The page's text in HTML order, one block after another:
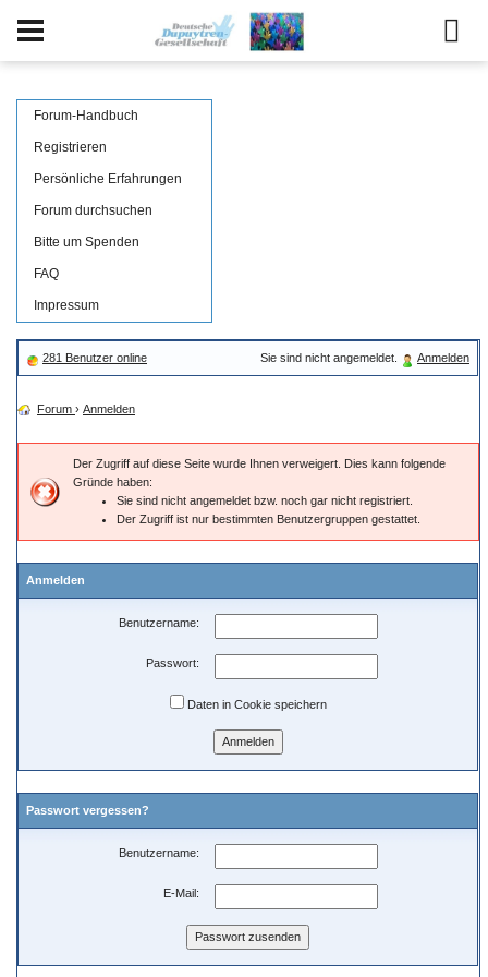
Forum-Handbuch
Registrieren
Persönliche Erfahrungen
Forum durchsuchen
Bitte um Spenden
FAQ
Impressum
281 Benutzer online Sie sind nicht angemeldet. Anmelden
Forum › Anmelden
Der Zugriff auf diese Seite wurde Ihnen verweigert. Dies kann folgende
Gründe haben:
Sie sind nicht angemeldet bzw. noch gar nicht registriert.
Der Zugriff ist nur bestimmten Benutzergruppen gestattet.
Anmelden
Benutzername:
Passwort:
Daten in Cookie speichern
Passwort vergessen?
Benutzername:
E-Mail: